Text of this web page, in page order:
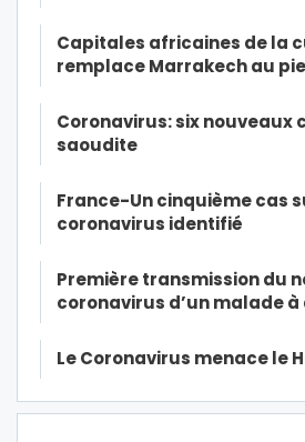
Capitales africaines de la
remplace Marrakech au
Coronavirus: six nouveaux
saoudite
France-Un cinquième cas
coronavirus identifié
Première transmission du
coronavirus d’un malade à
Le Coronavirus menace le